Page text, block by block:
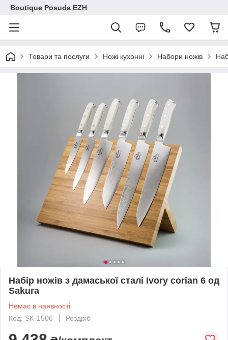
Boutique Posuda EZH
Товари та послуги Ножі кухонні Набори ножів
Набір ножів з дамаської сталі Ivory corian 6 од
Sakura
Немає в наявності
Код: SK-1506
Роздріб